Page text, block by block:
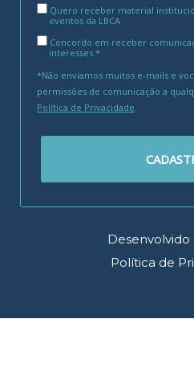
Quero receber material
eventos da LBCA
Concordo em receber
interesses.*
*Não enviamos muitos e-mails e
permissões de comunicação a
Política de Privacidade.
Desenvolvido
Política de